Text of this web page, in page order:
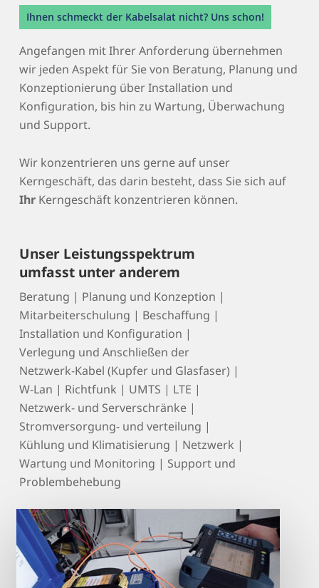
Ihnen schmeckt der Kabelsalat nicht? Uns schon!
Angefangen mit Ihrer Anforderung übernehmen
wir jeden Aspekt für Sie von Beratung, Planung und
Konzeptionierung über Installation und
Konfiguration, bis hin zu Wartung, Überwachung
und Support.
Wir konzentrieren uns gerne auf unser
Kerngeschäft, das darin besteht, dass Sie sich auf
Ihr Kerngeschäft konzentrieren können.
Unser Leistungsspektrum
umfasst unter anderem
Beratung | Planung und Konzeption |
Mitarbeiterschulung | Beschaffung |
Installation und Konfiguration |
Verlegung und Anschließen der
Netzwerk-Kabel (Kupfer und Glasfaser) |
W-Lan | Richtfunk | UMTS | LTE |
Netzwerk- und Serverschränke |
Stromversorgung- und verteilung |
Kühlung und Klimatisierung | Netzwerk |
Wartung und Monitoring | Support und
Problembehebung